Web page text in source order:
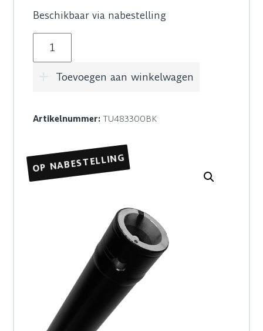
Beschikbaar via nabestelling
Protruss Tube 48 x 3 mm Black aantal
Toevoegen aan winkelwagen
Artikelnummer: TU483300BK
OP NABESTELLING